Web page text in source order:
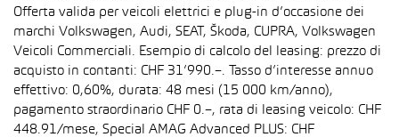
Offerta valida per veicoli elettrici e plug-in d’occasione dei
marchi Volkswagen, Audi, SEAT, Škoda, CUPRA, Volkswagen
Veicoli Commerciali. Esempio di calcolo del leasing: prezzo di
acquisto in contanti: CHF 31’990.–. Tasso d’interesse annuo
effettivo: 0,60%, durata: 48 mesi (15 000 km/anno),
pagamento straordinario CHF 0.–, rata di leasing veicolo: CHF
448.91/mese, Special AMAG Advanced PLUS: CHF